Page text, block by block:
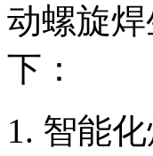
动螺旋
下：
智能